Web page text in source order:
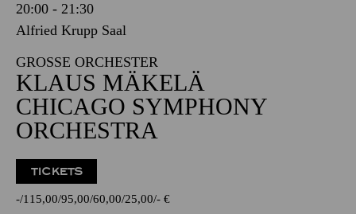
20:00 - 21:30
Alfried Krupp Saal
GROSSE ORCHESTER
KLAUS MÄKELÄ
CHICAGO SYMPHONY
ORCHESTRA
TICKETS
- 115,00 95,00 60,00 25,00 - €